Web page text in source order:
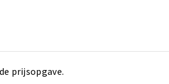
prijsopgave.